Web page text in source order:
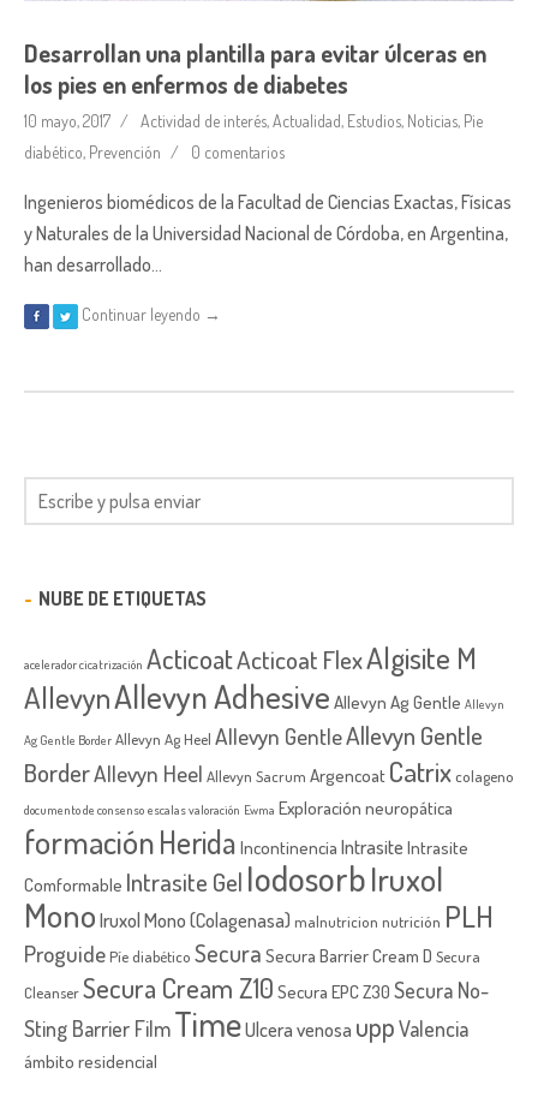
Desarrollan una plantilla para evitar úlceras en
los pies en enfermos de diabetes
10 mayo, 2017 Actividad de interés,Actualidad, Estudios, Noticias, Pie
diabético, Prevención 0 comentarios
Ingenieros biomédicos de la Facultad de Ciencias Exactas, Físicas
y Naturales de la Universidad Nacional de Córdoba, en Argentina,
han desarrollado…
Continuar leyendo →
NUBE DE ETIQUETAS
acelerador cicatrización ActicoatActicoat FlexAlgisite M
AllevynAllevyn Adhesive Allevyn Ag Gentle Allevyn
Ag Gentle Border Allevyn Ag Heel Allevyn GentleAllevyn Gentle
BorderAllevyn Heel Allevyn Sacrum Argencoat Catrix colageno
documento de consenso escalas valoración Ewma Exploración neuropática
formaciónHerida Incontinencia Intrasite Intrasite
Comformable Intrasite Gel IodosorbIruxol
MonoIruxol Mono (Colagenasa) malnutricion nutrición PLH
Proguide Píe diabético Secura Secura Barrier Cream D Secura
CleanserSecura Cream Z10 Secura EPC Z30 Secura No-
Sting Barrier FilmTimeUlcera venosa uppValencia
ámbito residencial